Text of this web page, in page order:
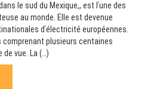
le sud du Mexique,, est lʹune des
au monde. Elle est devenue
dʹélectricité européennes.
comprenant plusieurs centaines
de vue. La (…)